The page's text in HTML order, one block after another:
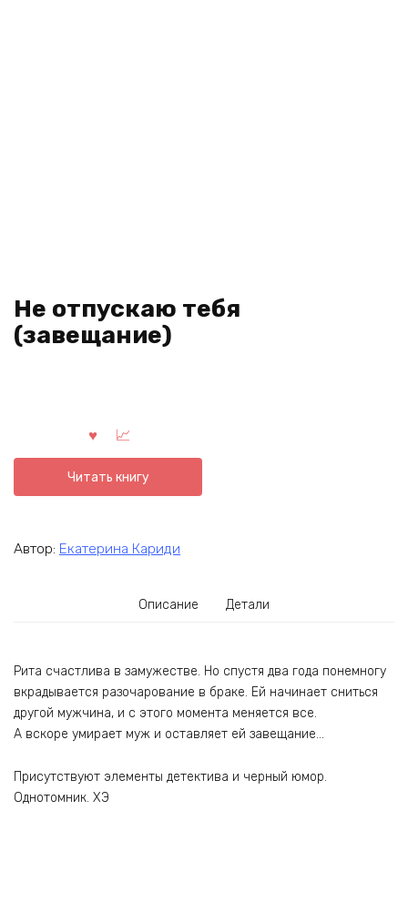
Не отпускаю тебя
(завещание)
Читать книгу
Автор: Екатерина Кариди
Описание Детали
Рита счастлива в замужестве. Но спустя два года понемногу
вкрадывается разочарование в браке. Ей начинает сниться
другой мужчина, и с этого момента меняется все.
А вскоре умирает муж и оставляет ей завещание…
Присутствуют элементы детектива и черный юмор.
Однотомник. ХЭ